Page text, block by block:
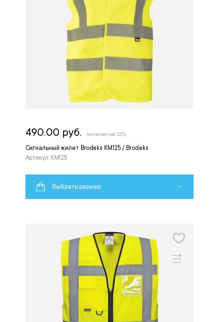
Сигнальный жилет Brodeks KM125 / Brodeks
Артикул: KM125
490.00 руб. (включая ндс 22%)
Выбрать размер